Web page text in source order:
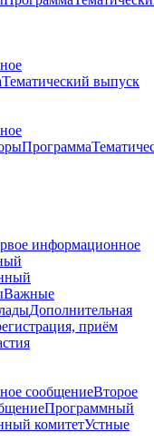
Тематический выпуск
Программа
информационное
Важные
Дополнительная
приём
сообщениеВторое
Программный
комитетУстные